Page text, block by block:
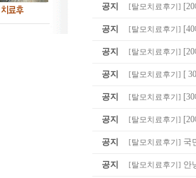
공지 [탈모치료후기 ]
공지 [탈모치료후기 ]
공지 [탈모치료후기 ]
공지 [탈모치료후기 ] [
공지 [탈모치료후기 ]
공지 [탈모치료후기 ]
공지 [탈모치료후기 ] 국
공지 [탈모치료후기 ] 안